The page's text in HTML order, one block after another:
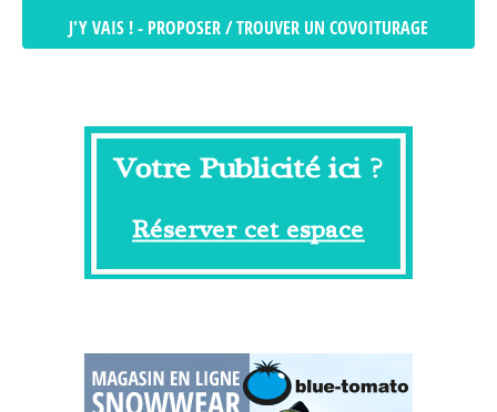
J'Y VAIS ! - PROPOSER / TROUVER UN COVOITURAGE